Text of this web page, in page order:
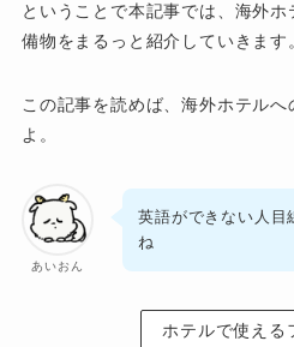
ということで本記事では、海外
備物をまるっと紹介していきます
この記事を読めば、海外ホテル
よ。
あいおん
英語ができない人目
ね
ホテルで使える